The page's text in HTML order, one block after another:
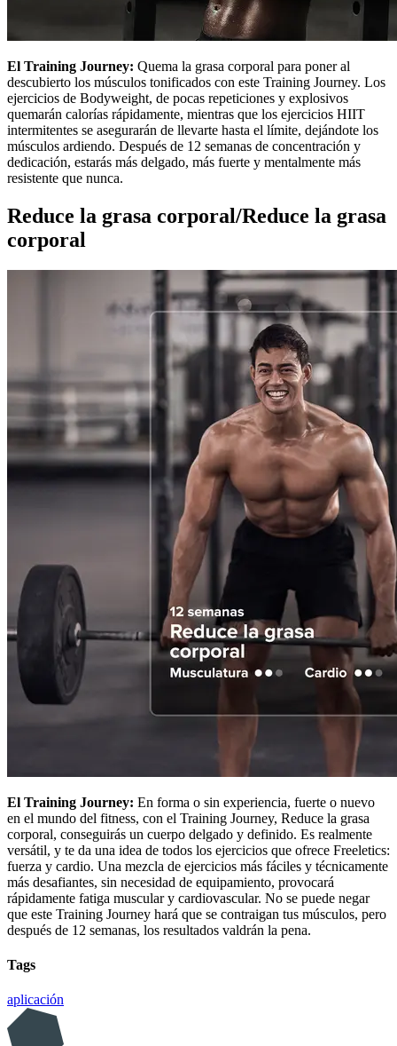
El Training Journey: Quema la grasa corporal para poner al
descubierto los músculos tonificados con este Training Journey. Los
ejercicios de Bodyweight, de pocas repeticiones y explosivos
quemarán calorías rápidamente, mientras que los ejercicios HIIT
intermitentes se asegurarán de llevarte hasta el límite, dejándote los
músculos ardiendo. Después de 12 semanas de concentración y
dedicación, estarás más delgado, más fuerte y mentalmente más
resistente que nunca.
Reduce la grasa corporal/Reduce la grasa
corporal
El Training Journey: En forma o sin experiencia, fuerte o nuevo
en el mundo del fitness, con el Training Journey, Reduce la grasa
corporal, conseguirás un cuerpo delgado y definido. Es realmente
versátil, y te da una idea de todos los ejercicios que ofrece Freeletics:
fuerza y cardio. Una mezcla de ejercicios más fáciles y técnicamente
más desafiantes, sin necesidad de equipamiento, provocará
rápidamente fatiga muscular y cardiovascular. No se puede negar
que este Training Journey hará que se contraigan tus músculos, pero
después de 12 semanas, los resultados valdrán la pena.
Tags
aplicación